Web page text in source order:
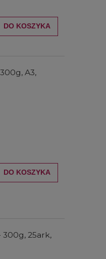
i
DO KOSZYKA
A3,
DO KOSZYKA
300g, 25ark,